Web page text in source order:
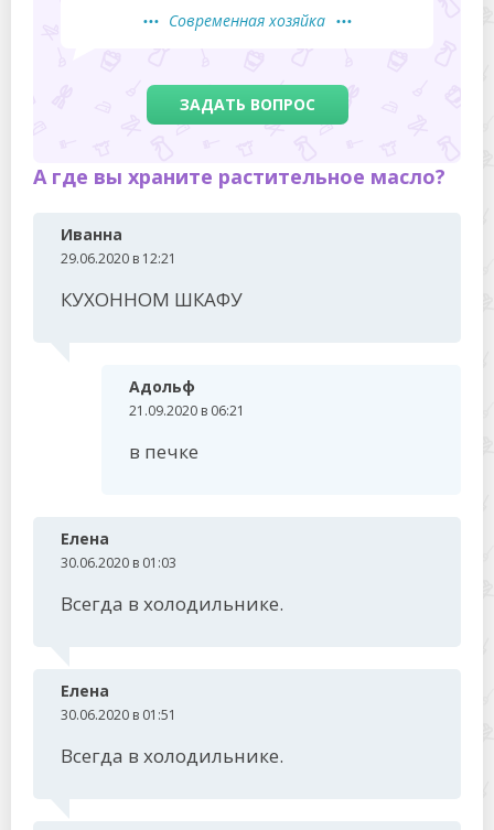
Современная хозяйка
ЗАДАТЬ ВОПРОС
А где вы храните растительное масло?
Иванна
29.06.2020 в 12:21
КУХОННОМ ШКАФУ
Адольф
21.09.2020 в 06:21
в печке
Елена
30.06.2020 в 01:03
Всегда в холодильнике.
Елена
30.06.2020 в 01:51
Всегда в холодильнике.